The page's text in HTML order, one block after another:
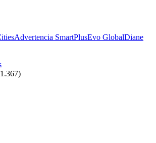
Advertencia SmartPlusEvo GlobalDiane